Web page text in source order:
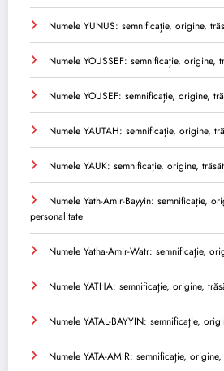
Numele YUNUS: semnificație, origine,
Numele YOUSSEF: semnificație, origine,
Numele YOUSEF: semnificație, origine,
Numele YAUTAH: semnificație, origine,
Numele YAUK: semnificație, origine,
Numele Yath-Amir-Bayyin: semnificație,
personalitate
Numele Yatha-Amir-Watr: semnificație,
Numele YATHA: semnificație, origine,
Numele YATAL-BAYYIN: semnificație,
Numele YATA-AMIR: semnificație,